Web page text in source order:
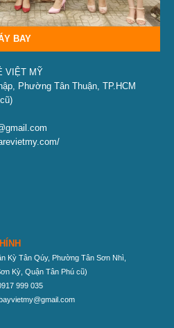
BAY
VIỆT MỸ
Phường Tân Thuận, TP.HCM
Kỳ Tân Qúy, Phường Tân Sơn Nhì,
Kỳ, Quận Tân Phú cũ)
999 035